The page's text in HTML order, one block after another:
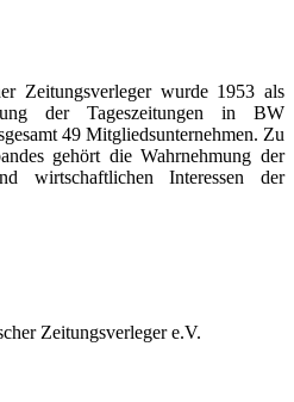
Zeitungsverleger wurde 1953 als
der Tageszeitungen in BW
49 Mitgliedsunternehmen. Zu
gehört die Wahrnehmung der
wirtschaftlichen Interessen der
Zeitungsverleger e.V.